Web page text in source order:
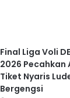
Final Liga Voli
2026 Pecahkan
Tiket Nyaris
Bergengsi